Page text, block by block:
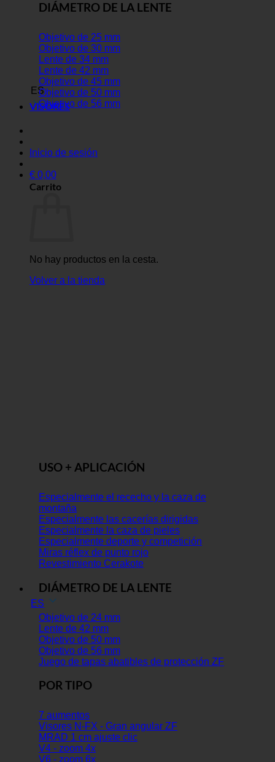
ES
Inicio de sesión
€ 0,00
Carrito
No hay productos en la cesta.
Volver a la tienda
ES
DIÁMETRO DE LA LENTE
Objetivo de 25 mm
Objetivo de 30 mm
Lente de 34 mm
Lente de 42 mm
Objetivo de 45 mm
Objetivo de 50 mm
Objetivo de 56 mm
VISORES
USO + APLICACIÓN
Especialmente el rececho y la caza de
montaña
Especialmente las cacerías dirigidas
Especialmente la caza de pieles
Especialmente deporte y competición
Miras réflex de punto rojo
Revestimiento Cerakote
DIÁMETRO DE LA LENTE
Objetivo de 24 mm
Lente de 42 mm
Objetivo de 50 mm
Objetivo de 56 mm
Juego de tapas abatibles de protección ZF
POR TIPO
7 aumentos
Visores N-FX - Gran angular ZF
MRAD 1 cm ajuste clic
V4 - zoom 4x
V6 - zoom 6x